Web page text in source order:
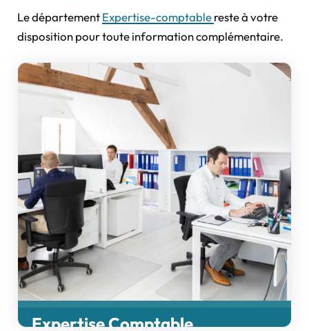
Le départementExpertise-comptablereste à votre
disposition pour toute information complémentaire.
Expertise Comptable